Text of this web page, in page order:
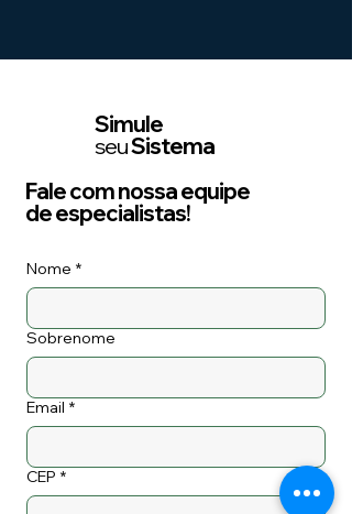
Simule
seuSistema
Fale com nossa equipe
de especialistas!
Nome *
Sobrenome
Email *
CEP *